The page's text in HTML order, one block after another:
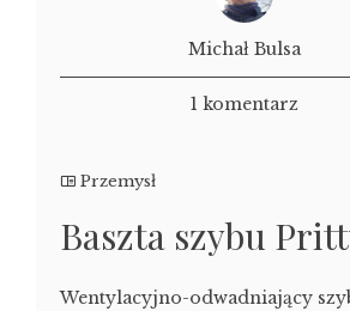
Michał Bulsa
1 komentarz
Przemysł
Baszta szybu
Wentylacyjno-odwadniający